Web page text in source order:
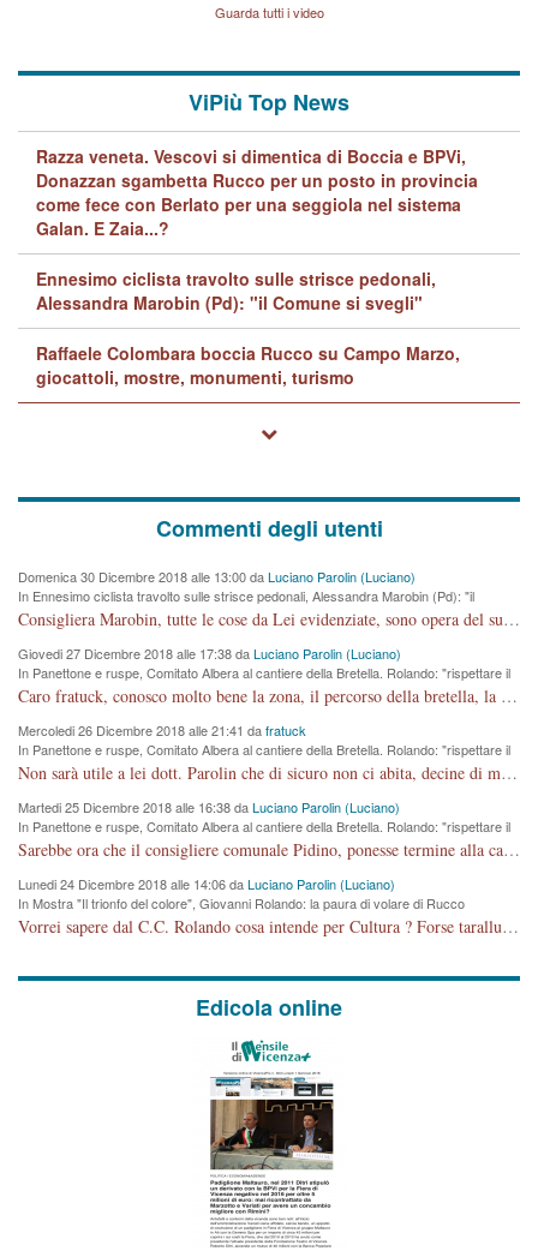
quelle di... Barbara D'UrsoGuarda tutti i video
ViPiù Top News
Razza veneta. Vescovi si dimentica di Boccia e BPVi,
Donazzan sgambetta Rucco per un posto in provincia
come fece con Berlato per una seggiola nel sistema
Galan. E Zaia...?
Ennesimo ciclista travolto sulle strisce pedonali,
Alessandra Marobin (Pd): "il Comune si svegli"
Raffaele Colombara boccia Rucco su Campo Marzo,
giocattoli, mostre, monumenti, turismo
Commenti degli utenti
Domenica 30 Dicembre 2018 alle 13:00 daLuciano Parolin (Luciano)
In Ennesimo ciclista travolto sulle strisce pedonali, Alessandra Marobin (Pd): "il
Comune si svegli"
Consigliera Marobin, tutte le cose da Lei evidenziate, sono opera del suo ex Assessore e compagno di Partito Antonio Marco Dalla Pozza Assessore alla "progettazione" di piste ciclabili e altre porcherie. A lui manderei il conto da saldare per incidenti e danni alle persone. E' ora che "finiamola." Avete perso rassegnatevi. qui IL SINDACO RUCCO NON C'ENTRA PER NIENTE. CAPITO!!!!!!!! Amen.
Giovedi 27 Dicembre 2018 alle 17:38 daLuciano Parolin (Luciano)
In Panettone e ruspe, Comitato Albera al cantiere della Bretella. Rolando: "rispettare il
cronoprogramma"
Caro fratuck, conosco molto bene la zona, il percorso della bretella, la situazione dei cittadini, abito in Viale Trento. A partire dal 2003 ho partecipato al Comitato di Maddalene pro bretella, e a riunioni propositive per apportare modifiche al progetto. Numerose mie foto del territorio sono arrivate a Roma, altri miei interventi (non graditi dalla Sx) sono stati pubblicati dal GdV, assieme ad altri come Ciro Asproso, ora favorevole alla bretella. Ho partecipato alla raccolta firme per la chiusura della strada x 5 giorni eseguita dal Sindaco Hullwech per sforamento 180 Micro/g. Pertanto come impegno per la tematica sono apposto con la coscienza. Ora il Progetto è partito, fine! Voglio dire che la nuova Giunta "comunale" non c'entra più. L'opera sarà "malauguratamente" eseguita, ma non con il mio placet. Il Consigliere Comunale dovrebbe capire che la campagna elettorale è finita, con buona pace di tutti. Quello che invece dovrebbe interessare è la proprietà della strada, dall'uscita autostradale Ovest, sino alla Rotatoria dell'Albara, vi sono tre possessori: Autostrade SpA; La Provincia, il Comune. Come la mettiamo per il futuro ? I costi, da 50 sono saliti a 100 milioni di € come dire 20 milioni a KM (!) da non credere. Comunque si farà. Ma nessuno canti Vittoria, anzi meglio non farne un ulteriore fatto "partitico" per questioni elettorali o di seggio. Se mi manda la sua mail, sono disponibile ad inviare i documenti e le foto sopra descritte. Con ossequi, Luciano Parolin
Mercoledi 26 Dicembre 2018 alle 21:41 dafratuck
In Panettone e ruspe, Comitato Albera al cantiere della Bretella. Rolando: "rispettare il
cronoprogramma"
Non sarà utile a lei dott. Parolin che di sicuro non ci abita, decine di migliaia di TIR, automobili e padroncini che passano quotidianamente per una strada appena rotabile, non è più possibile stendere i panni, attraversare la strada senza rischiare la morte, le case stanno crepando, i tempi sono cambiati e la bretella non passerà assolutamente per maddalene (ma cosa sta a dire?!), dia invece responsabilità a chi ha costruito tagliando la strada che doveva invece terminare a isola vicentina e non al moracchino lasciando Motta di Costabissara ancora in panne di traffico. I tempi sono cambiati dottore e se l'anagrafe della vita stagna nell'essere umano impressioni conservatrici, la società non le considera perchè va avanti, si industrializza e ha bisogno di infrastrutture e di sviluppo. Ultima considerazione, se è geloso di Rolando perchè vede in lui solo campagne politiche mentre si difendono i SOLI diritti dei cittadini, la preghiamo faccia considerazioni più appropriate. Saluti e complimenti per i suoi scritti.
Martedi 25 Dicembre 2018 alle 16:38 daLuciano Parolin (Luciano)
In Panettone e ruspe, Comitato Albera al cantiere della Bretella. Rolando: "rispettare il
cronoprogramma"
Sarebbe ora che il consigliere comunale Pidino, ponesse termine alla campagna elettorale nel territorio del suo seggio Villaggio del Sole. La tiraca è iniziata, distruggerà 6 km di prateria ovest della città, ricca di fonti e sorgenti d'acqua. I cittadini di Maddalene non avranno più Pace la notte. Molta colpa per la costruzione di questa Strada è proprio del signor Rolando,dei suoi gazebo mobili e che vuol far passare questa opera VANDALICA come progetto "utile" a chi ? Non è cosa seria sig. Rolando!
Lunedi 24 Dicembre 2018 alle 14:06 daLuciano Parolin (Luciano)
In Mostra "Il trionfo del colore", Giovanni Rolando: la paura di volare di Rucco
Vorrei sapere dal C.C. Rolando cosa intende per Cultura ? Forse tarallucci, vino e sagre, o spaghetti tricolori del PD ? Il continuo (s)parlare della mostra a Palazzo Chiericati caro consigliere DANNEGGIA FORTEMENTE l'immagine della città TUTTA e fa deviare i consensi che in RUSSIA (badi bene ex U.R.S.S.) sono ECCELLENTI. A livello artistico l'evento è di alta Valenza culturale, COMPITO di Tutta la Cittadinanza fare il possibile per propagandare l'iniziativa senza farne UN CASO PARTITICO come fa Lei da sempre. Meno Gazebo + Partecipazione! E così sia. Amen.
Edicola online